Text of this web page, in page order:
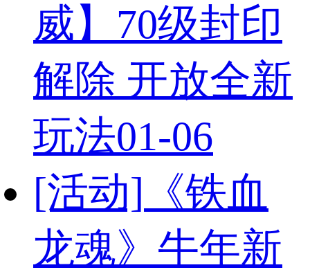
威】70级封印
解除 开放全新
玩法01-06
[活动] 《铁血
龙魂》牛年新